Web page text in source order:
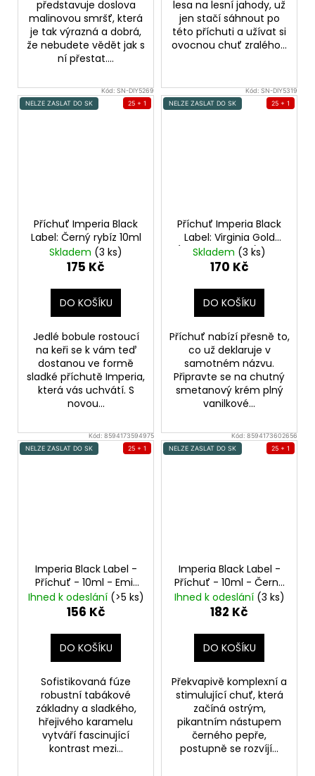
představuje doslova
malinovou smršť, která
je tak výrazná a dobrá,
že nebudete vědět jak s
ní přestat....
lesa na lesní jahody, už
jen stačí sáhnout po
této příchuti a užívat si
ovocnou chuť zralého...
Kód:SN-DIY5269
NELZE ZASLAT DO SK
25 + 1
Příchuť Imperia Black
Label: Černý rybíz 10ml
Skladem (3 ks)
175 Kč
DO KOŠÍKU
Jedlé bobule rostoucí
na keři se k vám teď
dostanou ve formě
sladké příchutě Imperia,
která vás uchvátí. S
novou...
Kód:SN-DIY5319
NELZE ZASLAT DO SK
25 + 1
Příchuť Imperia Black
Label: Virginia Gold
(Virginský tabák) 10ml
Skladem (3 ks)
170 Kč
DO KOŠÍKU
Příchuť nabízí přesně to,
co už deklaruje v
samotném názvu.
Připravte se na chutný
smetanový krém plný
vanilkové...
Kód:8594173594975
NELZE ZASLAT DO SK
25 + 1
Imperia Black Label -
Příchuť - 10ml - Emir
Tabák s karamelem
Ihned k odeslání (>5 ks)
156 Kč
DO KOŠÍKU
Sofistikovaná fúze
robustní tabákové
základny a sladkého,
hřejivého karamelu
vytváří fascinující
kontrast mezi...
Kód:8594173602656
NELZE ZASLAT DO SK
25 + 1
Imperia Black Label -
Příchuť - 10ml - Černý
pepř Black Pepper
Ihned k odeslání (3 ks)
182 Kč
DO KOŠÍKU
Překvapivě komplexní a
stimulující chuť, která
začíná ostrým,
pikantním nástupem
černého pepře,
postupně se rozvíjí...